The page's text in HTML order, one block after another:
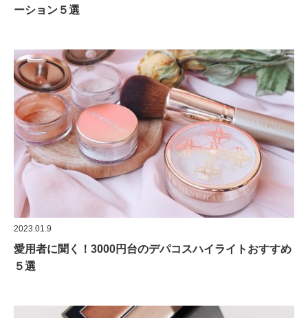
ーション５選
2023.01.9
愛用者に聞く！3000円台のデパコスハイライトおすすめ
５選